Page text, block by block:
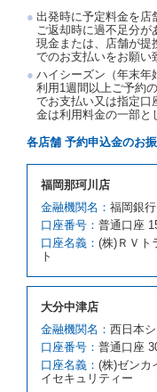
たものとします
金を返還するも
第５条（代替レン
当社は、借受人
カーを貸し渡す
車種クラスのレ
いいます。）の
とします。
クラスを除き予
携先の代替レン
お、代替レンタ
スの貸渡料金よ
スの貸渡料金に
借受人は、第１
を拒絶し、予約
す。
前項の場合、第
因が、当社の責
４項の予約の取
出発時に予定料金を店
ご返却時に過不足分が
現金または、店舗が提
でのお支払いをお願い
ハイシーズン（年末年
利用1週間以上ご予約
でお支払い又は指定口
金は利用料金の一部と
各店舗 予約申込金のお
福岡那珂川店
金融機関名： 福岡銀
口座番号： 普通口座
口座名義： (株)ＲＶ
ト
大分中津店
金融機関名： 西日本
口座番号： 普通口座
口座名義： (株)ゼン
イセキュリティー